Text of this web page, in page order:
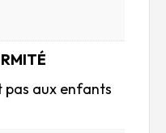
pas aux enfants